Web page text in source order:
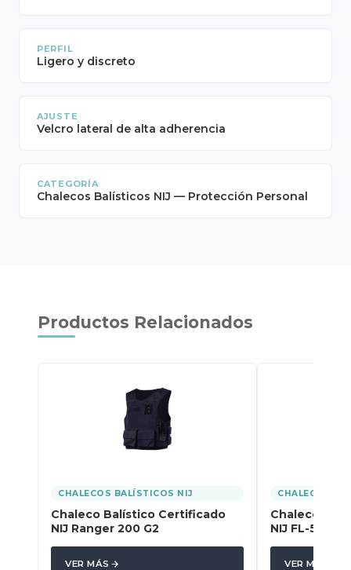
PERFIL
Ligero y discreto
AJUSTE
Velcro lateral de alta adherencia
CATEGORÍA
Chalecos Balísticos NIJ — Protección Personal
Productos Relacionados
CHALECOS BALÍSTICOS NIJ
Chaleco Balístico Certificado
NIJ Ranger 200 G2
VER MÁS
CHALECOS
Chaleco
NIJ FL-500
VER MÁS